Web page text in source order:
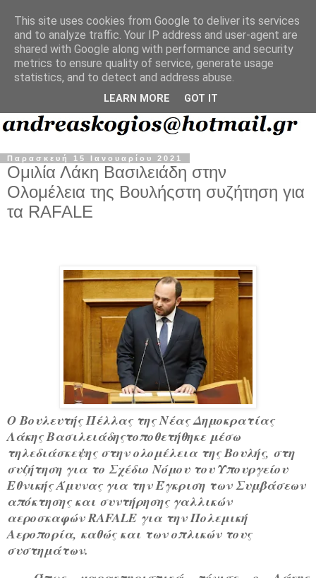
Παρασκευή 15 Ιανουαρίου 2021
Ομιλία Λάκη Βασιλειάδη στην
Ολομέλεια της Βουλήςστη συζήτηση για
τα RAFALE
Ο Βουλευτής Πέλλας της Νέας Δημοκρατίας
Λάκης Βασιλειάδηςτοποθετήθηκε μέσω
τηλεδιάσκεψης στην ολομέλεια της Βουλής, στη
συζήτηση για το Σχέδιο Νόμου του Υπουργείου
Εθνικής Άμυνας για την Έγκριση των Συμβάσεων
απόκτησης και συντήρησης γαλλικών
αεροσκαφών RAFALE για την Πολεμική
Αεροπορία, καθώς και των οπλικών τους
συστημάτων.
This site uses cookies from Google to deliver its services
and to analyze traffic. Your IP address and user-agent are
shared with Google along with performance and security
metrics to ensure quality of service, generate usage
statistics, and to detect and address abuse.
LEARN MORE GOT IT